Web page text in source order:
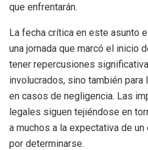
que enfrentarán.
La fecha crítica en este asunto
una jornada que marcó el inicio
tener repercusiones
involucrados, sino también
en casos de negligencia. Las
legales siguen tejiéndose en
a muchos a la expectativa de
por determinarse.